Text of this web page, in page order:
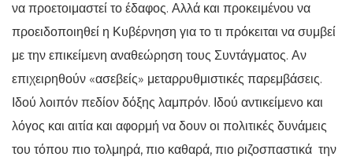
να προετοιμαστεί το έδαφος. Αλλά και προκειμένου να
προειδοποιηθεί η Κυβέρνηση για το τι πρόκειται να συμβεί
με την επικείμενη αναθεώρηση τους Συντάγματος. Αν
επιχειρηθούν «ασεβείς» μεταρρυθμιστικές παρεμβάσεις.
Ιδού λοιπόν πεδίον δόξης λαμπρόν. Ιδού αντικείμενο και
λόγος και αιτία και αφορμή να δουν οι πολιτικές δυνάμεις
του τόπου πιο τολμηρά, πιο καθαρά, πιο ριζοσπαστικά την